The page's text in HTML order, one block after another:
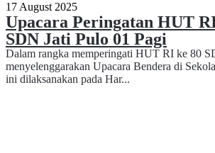
17 August 2025
Upacara Peringatan HUT
SDN Jati Pulo 01 Pagi
Dalam rangka memperingati HUT RI ke 80
menyelenggarakan Upacara Bendera di
ini dilaksanakan pada Har...